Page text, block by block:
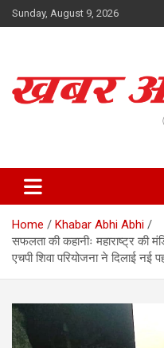
Skip
to
Sunday, August 9, 2026
Home
Khabar Abhi Abhi
सफलता की कहानीः महाराष्ट्र की
एचपी शिवा परियोजना ने दिलाई नई